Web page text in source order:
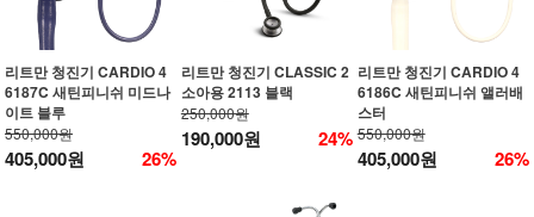
리트만 청진기 CARDIO 4
6187C 새틴피니쉬 미드나
이트 블루
550,000원
405,000원 26%
리트만 청진기 CLASSIC 2
소아용 2113 블랙
250,000원
190,000원 24%
리트만 청진기 CARDIO 4
6186C 새틴피니쉬 앨러배
스터
550,000원
405,000원 26%